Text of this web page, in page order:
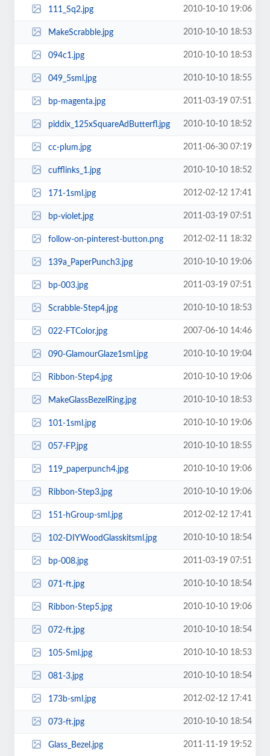
111_Sq2.jpg 2010-10-10 19:06
MakeScrabble.jpg 2010-10-10 18:53
094c1.jpg 2010-10-10 18:53
049_5sml.jpg 2010-10-10 18:55
bp-magenta.jpg 2011-03-19 07:51
piddix_125xSquareAdButterfl.jpg 2010-10-10 18:52
cc-plum.jpg 2011-06-30 07:19
cufflinks_1.jpg 2010-10-10 18:52
171-1sml.jpg 2012-02-12 17:41
bp-violet.jpg 2011-03-19 07:51
follow-on-pinterest-button.png 2012-02-11 18:32
139a_PaperPunch3.jpg 2010-10-10 19:06
bp-003.jpg 2011-03-19 07:51
Scrabble-Step4.jpg 2010-10-10 18:53
022-FTColor.jpg 2007-06-10 14:46
090-GlamourGlaze1sml.jpg 2010-10-10 19:04
Ribbon-Step4.jpg 2010-10-10 19:06
MakeGlassBezelRing.jpg 2010-10-10 18:53
101-1sml.jpg 2010-10-10 19:06
057-FP.jpg 2010-10-10 18:55
119_paperpunch4.jpg 2010-10-10 19:06
Ribbon-Step3.jpg 2010-10-10 19:06
151-hGroup-sml.jpg 2012-02-12 17:41
102-DIYWoodGlasskitsml.jpg 2010-10-10 18:54
bp-008.jpg 2011-03-19 07:51
071-ft.jpg 2010-10-10 18:54
Ribbon-Step5.jpg 2010-10-10 19:06
072-ft.jpg 2010-10-10 18:54
105-Sml.jpg 2010-10-10 18:53
081-3.jpg 2010-10-10 18:54
173b-sml.jpg 2012-02-12 17:41
073-ft.jpg 2010-10-10 18:54
Glass_Bezel.jpg 2011-11-19 19:52